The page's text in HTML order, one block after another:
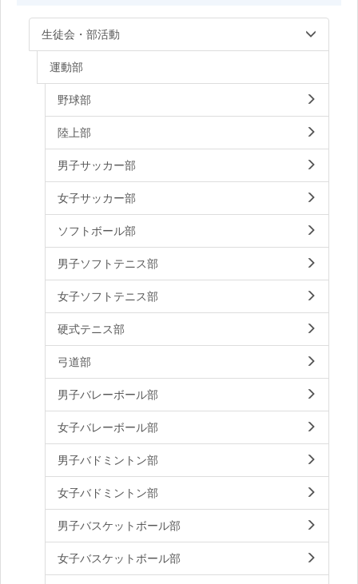
生徒会・部活動
運動部
野球部
陸上部
男子サッカー部
女子サッカー部
ソフトボール部
男子ソフトテニス部
女子ソフトテニス部
硬式テニス部
弓道部
男子バレーボール部
女子バレーボール部
男子バドミントン部
女子バドミントン部
男子バスケットボール部
女子バスケットボール部